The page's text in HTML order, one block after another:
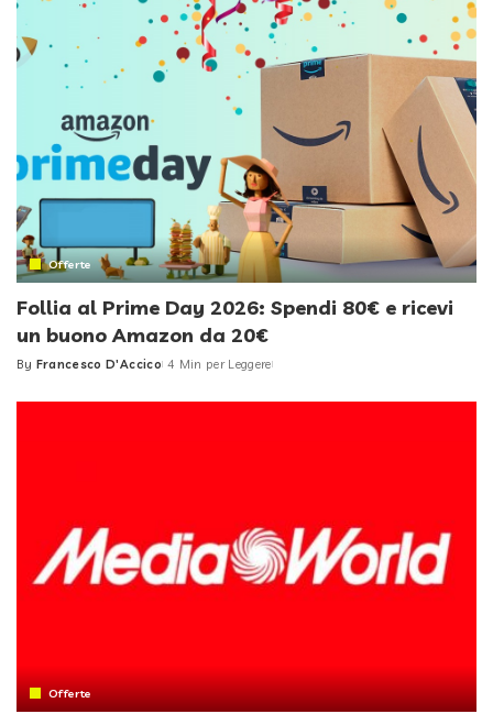
Offerte
Follia al Prime Day 2026: Spendi 80€ e ricevi
un buono Amazon da 20€
Posted
By Francesco D'Accico 4 Min per Leggere
Offerte